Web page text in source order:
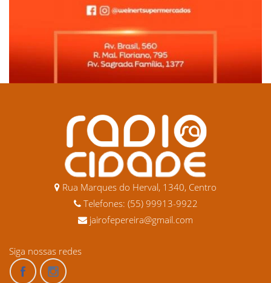
Rua Marques do Herval, 1340, Centro
Telefones: (55) 99913-9922
jairofepereira@gmail.com
Siga nossas redes